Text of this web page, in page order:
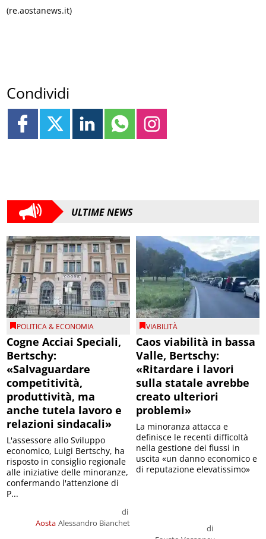
(re.aostanews.it)
Condividi
ULTIME NEWS
POLITICA & ECONOMIA
Cogne Acciai Speciali,
Bertschy:
«Salvaguardare
competitività,
produttività, ma
anche tutela lavoro e
relazioni sindacali»
Aosta
di
Alessandro Bianchet
L'assessore allo Sviluppo
economico, Luigi Bertschy, ha
risposto in consiglio regionale
alle iniziative delle minoranze,
confermando l'attenzione di
P...
VIABILITÀ
Caos viabilità in bassa
Valle, Bertschy:
«Ritardare i lavori
sulla statale avrebbe
creato ulteriori
problemi»
di
La minoranza attacca e
definisce le recenti difficoltà
nella gestione dei flussi in
uscita «un danno economico e
di reputazione elevatissimo»